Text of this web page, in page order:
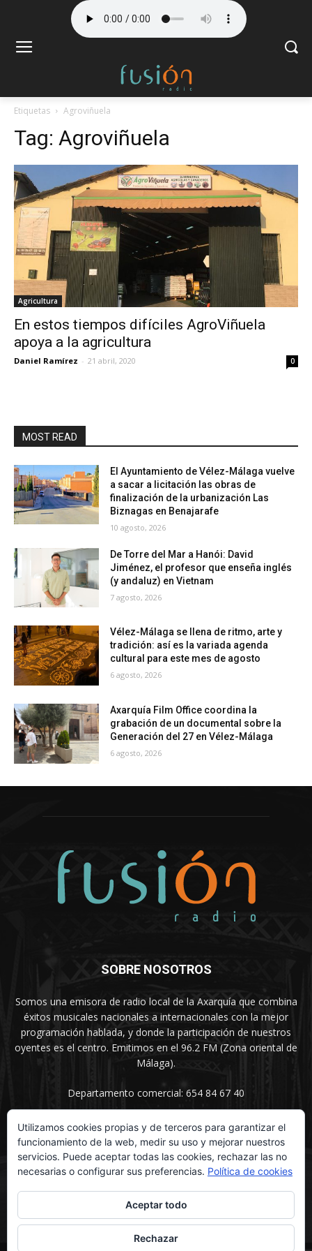
Etiquetas Agroviñuela
Tag: Agroviñuela
Agricultura
En estos tiempos difíciles AgroViñuela
apoya a la agricultura
Daniel Ramírez - 21 abril, 2020 0
MOST READ
El Ayuntamiento de Vélez-Málaga vuelve
a sacar a licitación las obras de
finalización de la urbanización Las
Biznagas en Benajarafe
10 agosto, 2026
De Torre del Mar a Hanói: David
Jiménez, el profesor que enseña inglés
(y andaluz) en Vietnam
7 agosto, 2026
Vélez-Málaga se llena de ritmo, arte y
tradición: así es la variada agenda
cultural para este mes de agosto
6 agosto, 2026
Axarquía Film Office coordina la
grabación de un documental sobre la
Generación del 27 en Vélez-Málaga
6 agosto, 2026
SOBRE NOSOTROS
Somos una emisora de radio local de la Axarquía que combina
éxitos musicales nacionales a internacionales con la mejor
programación hablada, y donde la participación de nuestros
oyentes es el centro. Emitimos en el 96.2 FM (Zona oriental de
Málaga).
Departamento comercial: 654 84 67 40
SÍGUENOS
Utilizamos cookies propias y de terceros para garantizar el
funcionamiento de la web, medir su uso y mejorar nuestros
servicios. Puede aceptar todas las cookies, rechazar las no
necesarias o configurar sus preferencias. Política de cookies
Aceptar todo
Rechazar